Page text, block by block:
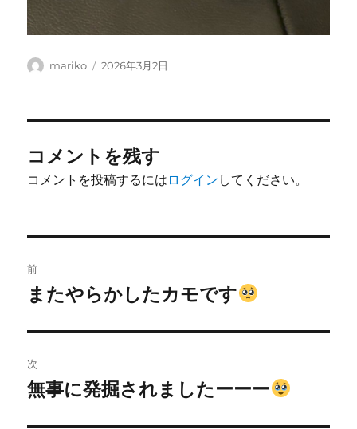
投
mariko
投
2026年3月2日
コメントを残す
コメントを投稿するには ログイン してください。
稿
ビ
ゲ
ー
前
前
投
稿:
またやらかしたカモです
次
次
無事に発掘されましたーーー